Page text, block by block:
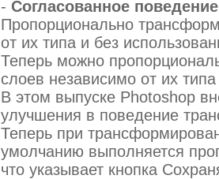
- Согласованное
Пропорционально
от их типа и без
Теперь можно
слоев независимо от их
В этом выпуске Photoshop
улучшения в поведение
Теперь при
умолчанию выполняется
что указывает кнопка